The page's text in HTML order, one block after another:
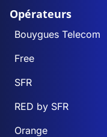
Opérateurs
Bouygues Telecom
Free
SFR
RED by SFR
Orange